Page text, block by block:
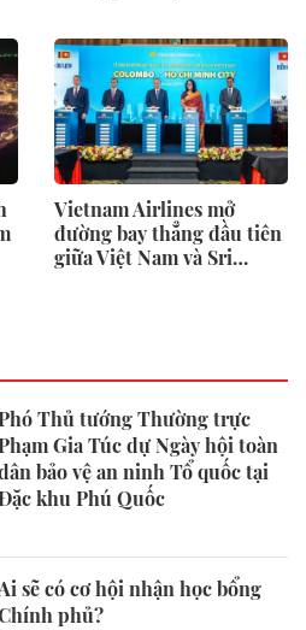
Vietnam Airlines mở
đường bay thẳng đầu tiên
giữa Việt Nam và Sri
Thủ tướng Thường trực
Gia Túc dự Ngày hội toàn
bảo vệ an ninh Tổ quốc tại
khu Phú Quốc
sẽ có cơ hội nhận học bổng
phủ?